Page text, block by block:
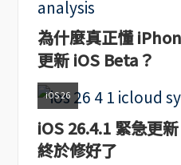
為什麼真正懂
更新 iOS Beta？
iOS 26
iOS 26.4.1 緊急更
終於修好了